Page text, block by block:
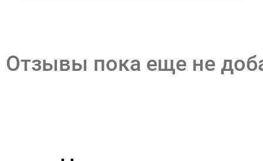
Отзывы пока еще не